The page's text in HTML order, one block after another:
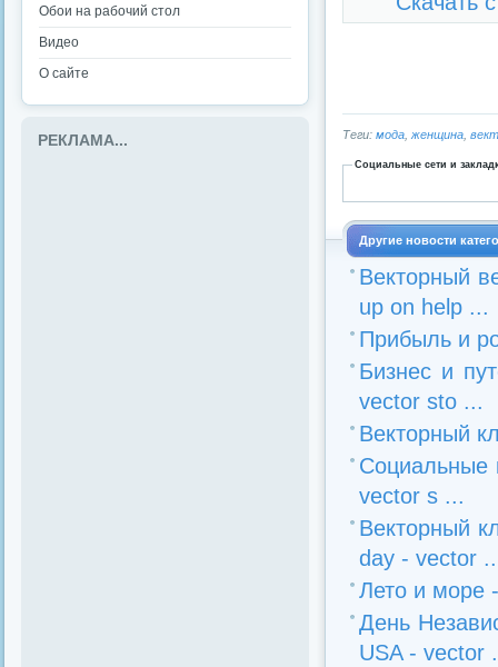
Теги: мода женщина
Социальные сети и
Другие новости
Векторный
up on help ...
Прибыль и
Бизнес и
vector sto ...
Векторный
Социальные
vector s ...
Векторный
day - vector
Лето и море
День
USA - vector
Обои на рабочий стол
Видео
О сайте
РЕКЛАМА...